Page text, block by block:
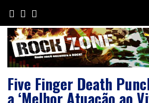
content
Five Finger Death
a ‘Melhor Atuação ao